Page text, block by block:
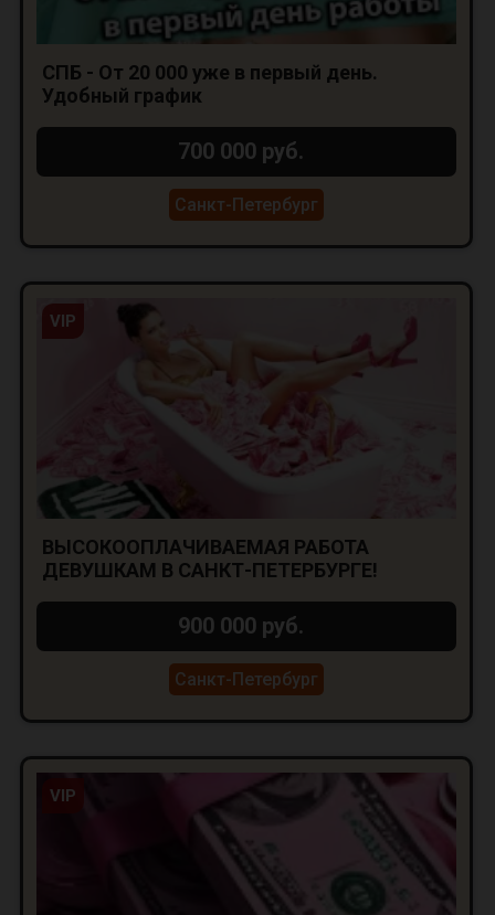
СПБ - От 20 000 уже в первый день.
Удобный график
700 000 руб.
Санкт-Петербург
VIP
ВЫСОКООПЛАЧИВАЕМАЯ РАБОТА
ДЕВУШКАМ В САНКТ-ПЕТЕРБУРГЕ!
900 000 руб.
Санкт-Петербург
VIP